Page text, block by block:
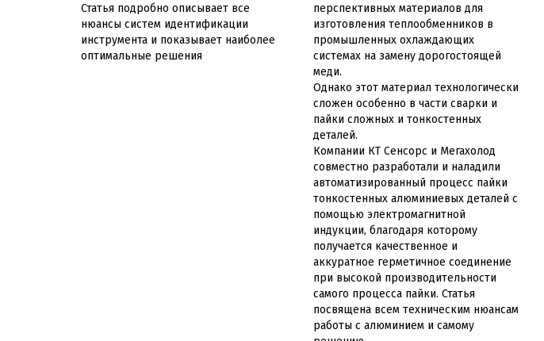
Статья подробно описывает все
нюансы систем идентификации
инструмента и показывает наиболее
оптимальные решения
перспективных материалов для
изготовления теплообменников в
промышленных охлаждающих
системах на замену дорогостоящей
меди.
Однако этот материал технологически
сложен особенно в части сварки и
пайки сложных и тонкостенных
деталей.
Компании КТ Сенсорс и Мегахолод
совместно разработали и наладили
автоматизированный процесс пайки
тонкостенных алюминиевых деталей с
помощью электромагнитной
индукции, благодаря которому
получается качественное и
аккуратное герметичное соединение
при высокой производительности
самого процесса пайки. Статья
посвящена всем техническим нюансам
работы с алюминием и самому